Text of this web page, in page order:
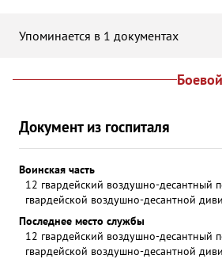
Упоминается в 1 документах
Документ из госпиталя
Воинская часть
12 гвардейский воздушно-десантный
гвардейской воздушно-десантной
Последнее место службы
12 гвардейский воздушно-десантный
гвардейской воздушно-десантной